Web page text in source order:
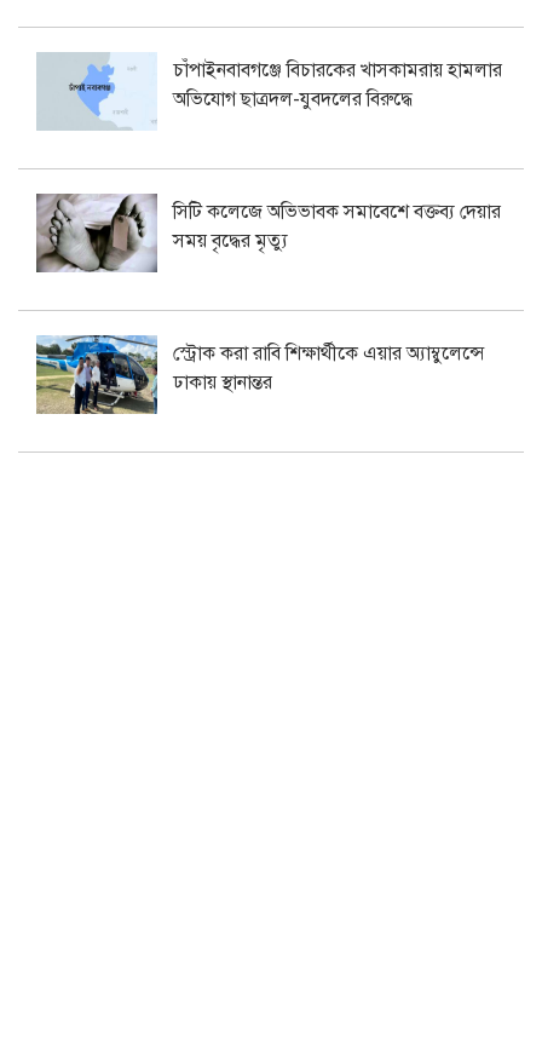
চাঁপাইনবাবগঞ্জে বিচারকের খাসকামরায় হামলার
অভিযোগ ছাত্রদল-যুবদলের বিরুদ্ধে
সিটি কলেজে অভিভাবক সমাবেশে বক্তব্য দেয়ার
সময় বৃদ্ধের মৃত্যু
স্ট্রোক করা রাবি শিক্ষার্থীকে এয়ার অ্যাম্বুলেন্সে
ঢাকায় স্থানান্তর